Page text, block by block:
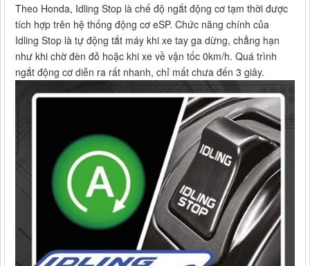
Theo Honda, Idling Stop là chế độ ngắt động cơ tạm thời được
tích hợp trên hệ thống động cơ eSP. Chức năng chính của
Idling Stop là tự động tắt máy khi xe tay ga dừng, chẳng hạn
như khi chờ đèn đỏ hoặc khi xe về vận tốc 0km/h. Quá trình
ngắt động cơ diễn ra rất nhanh, chỉ mất chưa đến 3 giây.